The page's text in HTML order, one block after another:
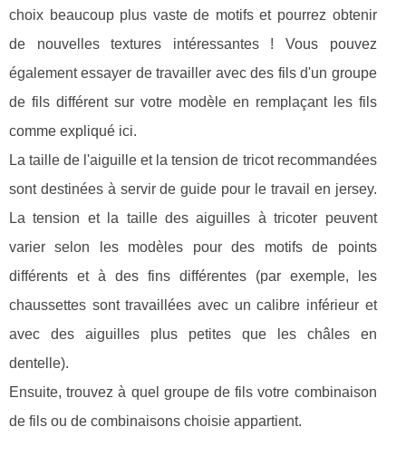
choix beaucoup plus vaste de motifs et pourrez obtenir
de nouvelles textures intéressantes ! Vous pouvez
également essayer de travailler avec des fils d'un groupe
de fils différent sur votre modèle en remplaçant les fils
comme expliqué ici.
La taille de l'aiguille et la tension de tricot recommandées
sont destinées à servir de guide pour le travail en jersey.
La tension et la taille des aiguilles à tricoter peuvent
varier selon les modèles pour des motifs de points
différents et à des fins différentes (par exemple, les
chaussettes sont travaillées avec un calibre inférieur et
avec des aiguilles plus petites que les châles en
dentelle).
Ensuite, trouvez à quel groupe de fils votre combinaison
de fils ou de combinaisons choisie appartient.